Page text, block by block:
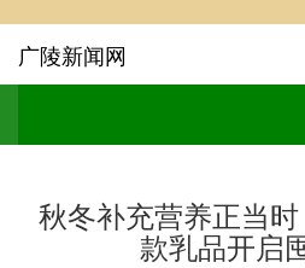
广陵新闻网
秋冬补充营养正当
款乳品开启